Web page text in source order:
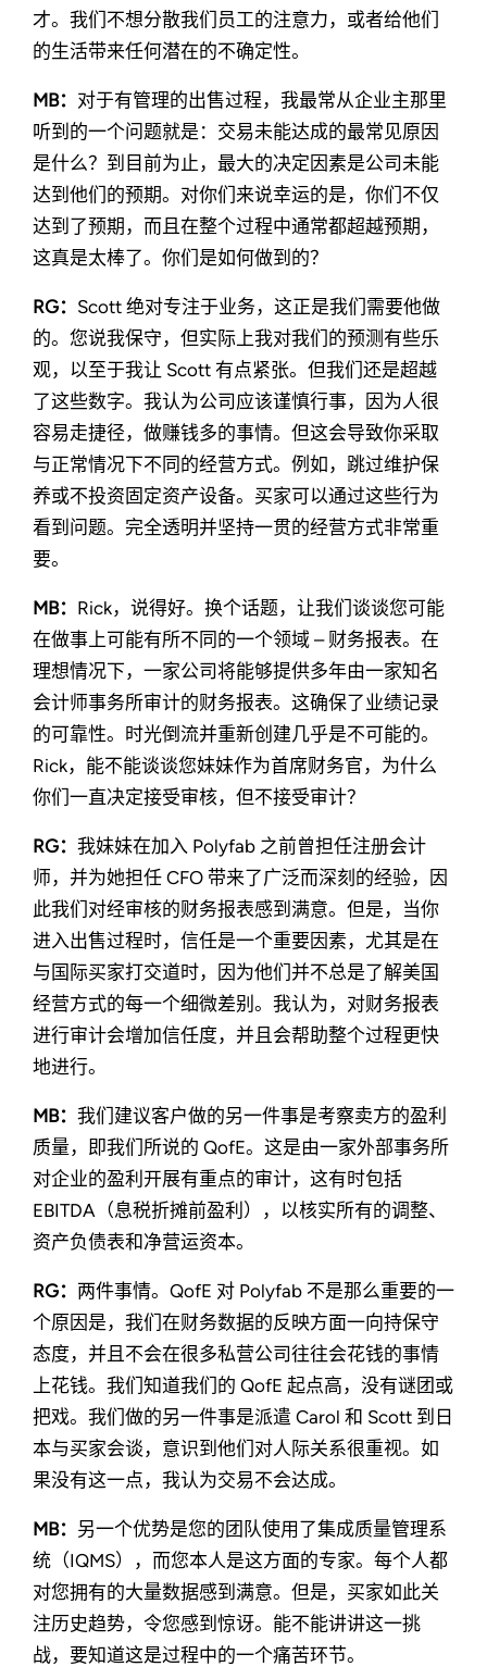
才。我们不想分散我们员工的注意力，或者给他们
的生活带来任何潜在的不确定性。
MB： 对于有管理的出售过程，我最常从企业主那里
听到的一个问题就是：交易未能达成的最常见原因
是什么？到目前为止，最大的决定因素是公司未能
达到他们的预期。对你们来说幸运的是，你们不仅
达到了预期，而且在整个过程中通常都超越预期，
这真是太棒了。你们是如何做到的？
RG： Scott 绝对专注于业务，这正是我们需要他做
的。您说我保守，但实际上我对我们的预测有些乐
观，以至于我让 Scott 有点紧张。但我们还是超越
了这些数字。我认为公司应该谨慎行事，因为人很
容易走捷径，做赚钱多的事情。但这会导致你采取
与正常情况下不同的经营方式。例如，跳过维护保
养或不投资固定资产设备。买家可以通过这些行为
看到问题。完全透明并坚持一贯的经营方式非常重
要。
MB： Rick，说得好。换个话题，让我们谈谈您可能
在做事上可能有所不同的一个领域 – 财务报表。在
理想情况下，一家公司将能够提供多年由一家知名
会计师事务所审计的财务报表。这确保了业绩记录
的可靠性。时光倒流并重新创建几乎是不可能的。
Rick，能不能谈谈您妹妹作为首席财务官，为什么
你们一直决定接受审核，但不接受审计？
RG： 我妹妹在加入 Polyfab 之前曾担任注册会计
师，并为她担任 CFO 带来了广泛而深刻的经验，因
此我们对经审核的财务报表感到满意。但是，当你
进入出售过程时，信任是一个重要因素，尤其是在
与国际买家打交道时，因为他们并不总是了解美国
经营方式的每一个细微差别。我认为，对财务报表
进行审计会增加信任度，并且会帮助整个过程更快
地进行。
MB： 我们建议客户做的另一件事是考察卖方的盈利
质量，即我们所说的 QofE。这是由一家外部事务所
对企业的盈利开展有重点的审计，这有时包括
EBITDA（息税折摊前盈利），以核实所有的调整、
资产负债表和净营运资本。
RG： 两件事情。QofE 对 Polyfab 不是那么重要的一
个原因是，我们在财务数据的反映方面一向持保守
态度，并且不会在很多私营公司往往会花钱的事情
上花钱。我们知道我们的 QofE 起点高，没有谜团或
把戏。我们做的另一件事是派遣 Carol 和 Scott 到日
本与买家会谈，意识到他们对人际关系很重视。如
果没有这一点，我认为交易不会达成。
MB： 另一个优势是您的团队使用了集成质量管理系
统（IQMS），而您本人是这方面的专家。每个人都
对您拥有的大量数据感到满意。但是，买家如此关
注历史趋势，令您感到惊讶。能不能讲讲这一挑
战，要知道这是过程中的一个痛苦环节。